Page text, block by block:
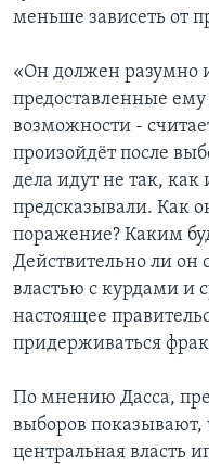
меньше зависеть от
«Он должен разумно
предоставленные
возможности -
произойдёт после
дела идут не так,
предсказывали. Как
поражение? Каким
Действительно ли он
властью с курдами и
настоящее
придерживаться
По мнению Дасса,
выборов показывают,
центральная власть